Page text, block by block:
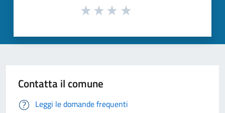
Contatta il comune
Leggi le domande frequenti